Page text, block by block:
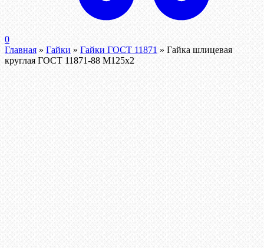
0
Главная » Гайки » Гайки ГОСТ 11871 » Гайка шлицевая
круглая ГОСТ 11871-88 М125х2